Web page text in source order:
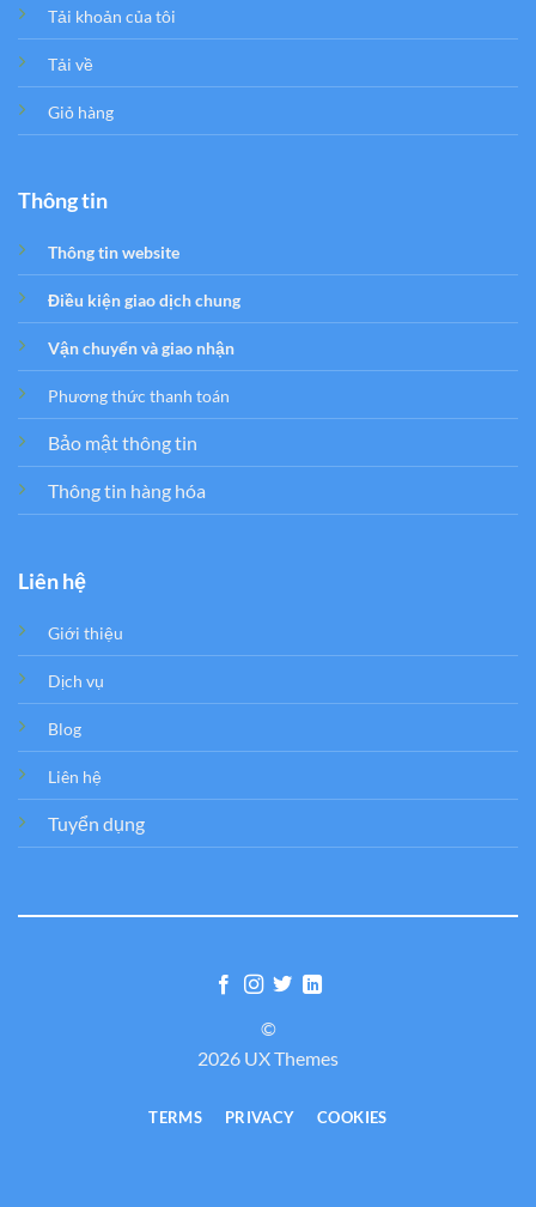
Tải khoản của tôi
Tải về
Giỏ hàng
Thông tin
Thông tin website
Điều kiện giao dịch chung
Vận chuyển và giao nhận
Phương thức thanh toán
Bảo mật thông tin
Thông tin hàng hóa
Liên hệ
Giới thiệu
Dịch vụ
Blog
Liên hệ
Tuyển dụng
©
2026 UX Themes
TERMS PRIVACY COOKIES